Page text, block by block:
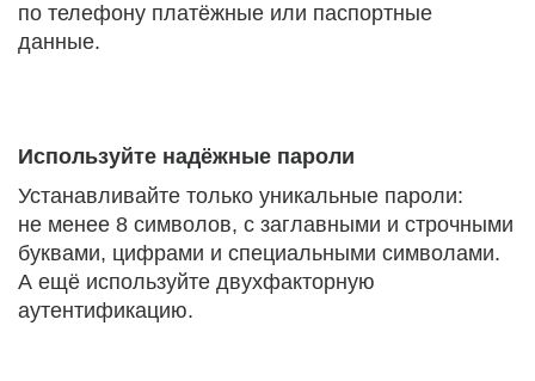
по телефону платёжные или паспортные
данные.
Используйте надёжные пароли
Устанавливайте только уникальные пароли:
не менее 8 символов, с заглавными и строчными
буквами, цифрами и специальными символами.
А ещё используйте двухфакторную
аутентификацию.